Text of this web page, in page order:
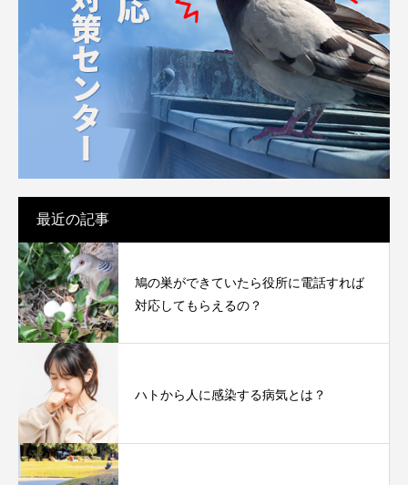
最近の記事
鳩の巣ができていたら役所に電話すれば
対応してもらえるの？
ハトから人に感染する病気とは？